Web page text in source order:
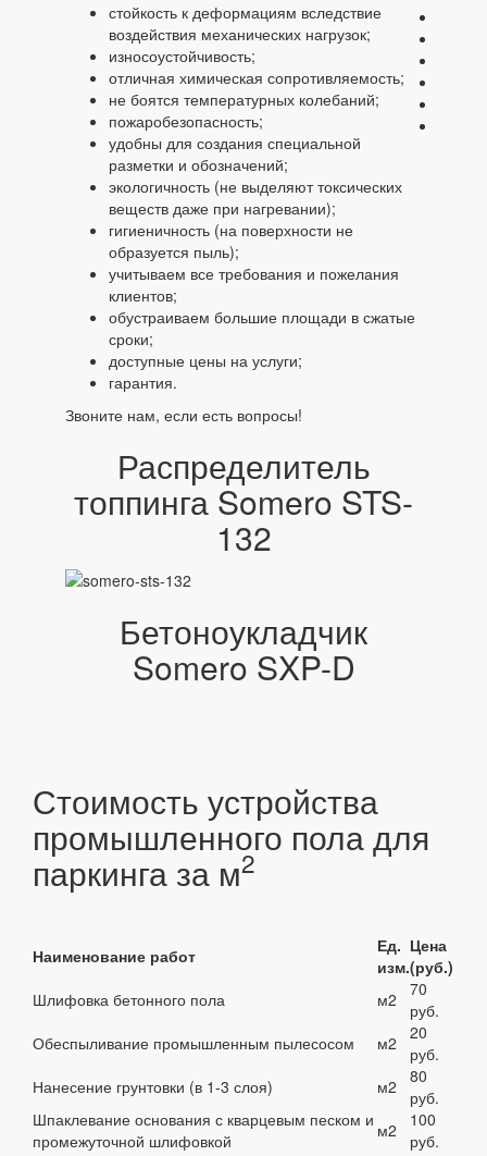
стойкость к деформациям вследствие
воздействия механических нагрузок;
износоустойчивость;
отличная химическая сопротивляемость;
не боятся температурных колебаний;
пожаробезопасность;
удобны для создания специальной
разметки и обозначений;
экологичность (не выделяют токсических
веществ даже при нагревании);
гигиеничность (на поверхности не
образуется пыль);
учитываем все требования и пожелания
клиентов;
обустраиваем большие площади в сжатые
сроки;
доступные цены на услуги;
гарантия.
Звоните нам, если есть вопросы!
Распределитель
топпинга Somero STS-
132
Бетоноукладчик
Somero SXP-D
Стоимость устройства
промышленного пола для
паркинга за м2
Наименование работ
Ед.
изм.
Цена
(руб.)
Шлифовка бетонного пола
м2
70
руб.
Обеспыливание промышленным пылесосом
м2
20
руб.
Нанесение грунтовки (в 1-3 слоя)
м2
80
руб.
Шпаклевание основания с кварцевым песком и
промежуточной шлифовкой
м2
100
руб.